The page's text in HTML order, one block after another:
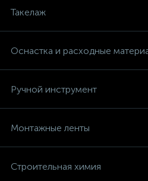
Такелаж
Оснастка и расходные
Ручной инструмент
Монтажные ленты
Строительная химия